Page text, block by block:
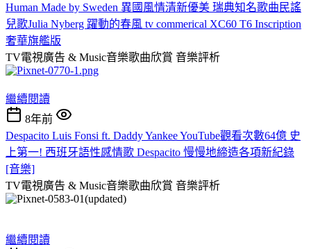
Human Made by Sweden 異國風情清新優美 瑞典知名歌曲民謠
兒歌Julia Nyberg 躍動的春風 tv commerical XC60 T6 Inscription
奢華旗艦版
TV電視廣告 & Music音樂歌曲欣賞 音樂評析
繼續閱讀
8年前
Despacito Luis Fonsi ft. Daddy Yankee YouTube觀看次數64億 史
上第一! 西班牙語性感情歌 Despacito 慢慢地締造各項新紀錄
[音樂]
TV電視廣告 & Music音樂歌曲欣賞 音樂評析
繼續閱讀